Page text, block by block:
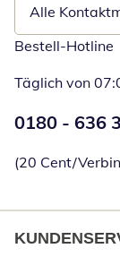
Alle
Bestell-Hotline
Täglich von
0180 - 636
(20 Cent/